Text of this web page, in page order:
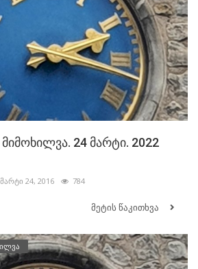
24 მარტი. 2022
მარტი 24, 2016 784
მეტის წაკითხვა